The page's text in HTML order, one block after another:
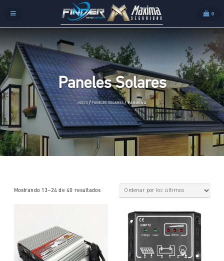
0
Paneles Solares
INICIO/PANELES SOLARES/ PÁGINA 2
Mostrando 13–24 de 40 resultados